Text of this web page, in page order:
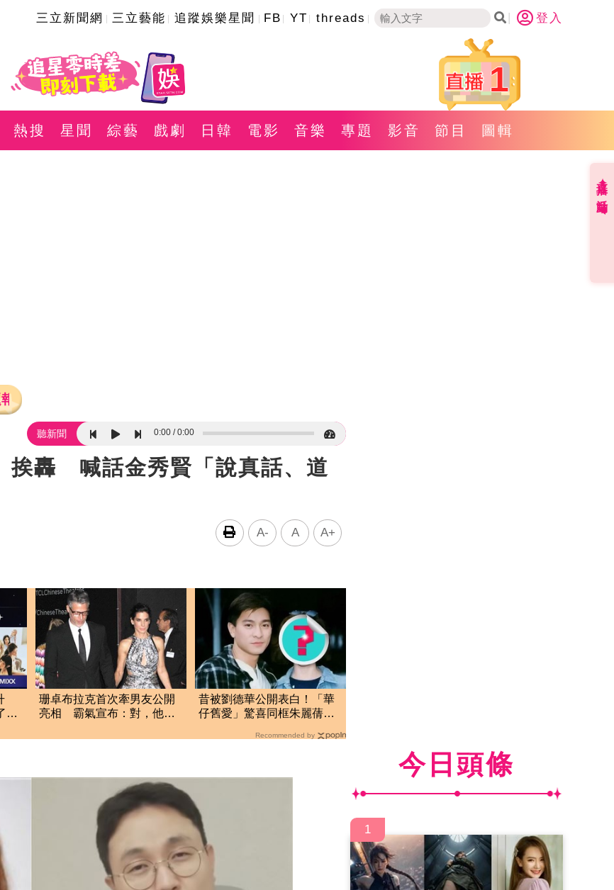
三立新聞網 三立藝能 追蹤娛樂星聞 FB YT threads 登入
1
熱搜 星聞 綜藝 戲劇 日韓 電影 音樂 專題 影音 節目 圖輯
導
聽新聞 0:00 0:00
挨轟 喊話金秀賢「說真話、道
A- A A+
了
珊卓布拉克首次牽男友公開
亮相 霸氣宣布：對，他是
昔被劉德華公開表白！「華
仔舊愛」驚喜同框朱麗蒨
Recommended by
今日頭條
1
直播✦活動